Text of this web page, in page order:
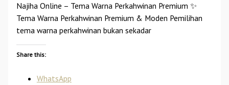
Najiha Online – Tema Warna Perkahwinan Premium ✨
Tema Warna Perkahwinan Premium & Moden Pemilihan
tema warna perkahwinan bukan sekadar
Share this:
WhatsApp